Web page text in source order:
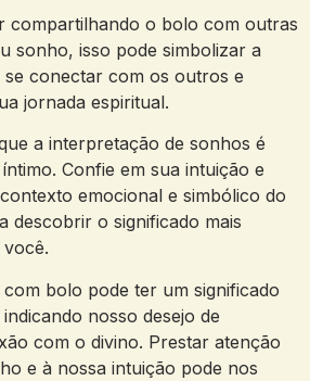
compartilhando o bolo com ​outras
sonho, isso pode simbolizar ⁢a
se‍ conectar com ⁣os outros e
jornada ⁤espiritual.
a ⁤interpretação‍ de sonhos é
Confie em sua intuição e
emocional e simbólico do
descobrir o significado ​mais
bolo pode​ ter⁢ um significado
nosso desejo de
com o ‌divino. Prestar atenção
e à nossa ‍intuição pode nos